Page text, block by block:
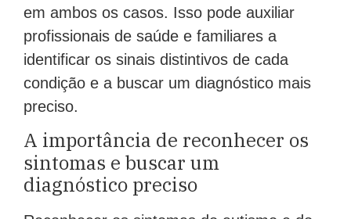
em ambos os casos. Isso pode auxiliar
profissionais de saúde e familiares a
identificar os sinais distintivos de cada
condição e a buscar um diagnóstico mais
preciso.
A importância de reconhecer os
sintomas e buscar um
diagnóstico preciso